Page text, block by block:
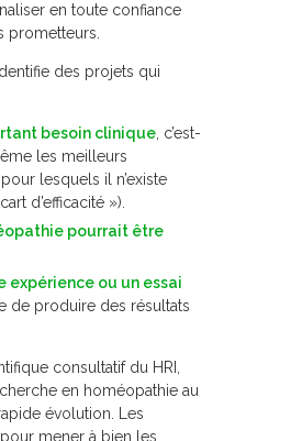
en toute confiance
prometteurs.
des projets qui
besoin clinique , c’est-
les meilleurs
lesquels il n’existe
d’efficacité »).
pourrait être
expérience ou un essai
de produire des résultats
consultatif du HRI,
en homéopathie au
évolution. Les
mener à bien les